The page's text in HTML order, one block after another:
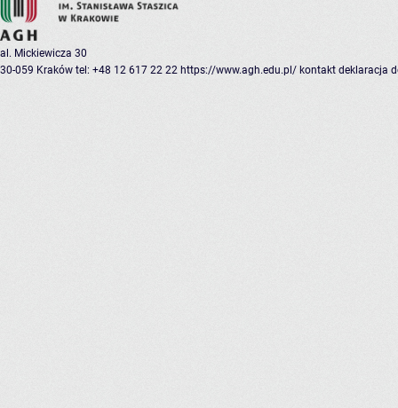
al. Mickiewicza 30
30-059 Kraków tel: +48 12 617 22 22 https://www.agh.edu.pl/ kontakt deklaracja